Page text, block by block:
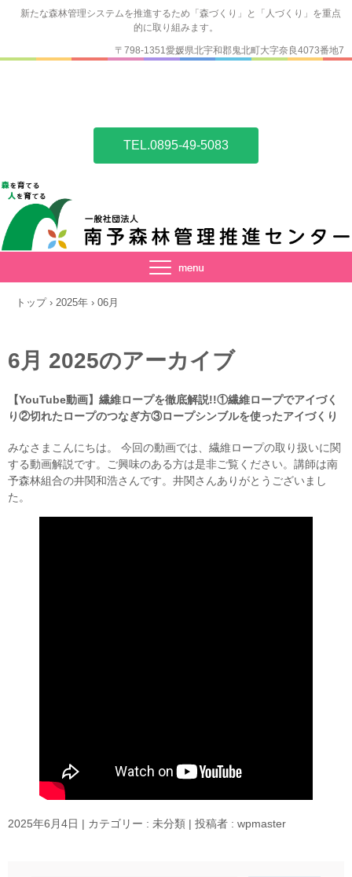
新たな森林管理システムを推進するため「森づくり」と「人づくり」を重点
的に取り組みます。
TEL.0895-49-5083
〒798-1351愛媛県北宇和郡鬼北町大字奈良4073番地7
トップ › 2025年 › 06月
6月 2025のアーカイブ
【YouTube動画】繊維ロープを徹底解説!!①繊維ロープでアイづく
り②切れたロープのつなぎ方③ロープシンブルを使ったアイづくり
みなさまこんにちは。 今回の動画では、繊維ロープの取り扱いに関
する動画解説です。ご興味のある方は是非ご覧ください。講師は南
予森林組合の井関和浩さんです。井関さんありがとうございまし
た。
2025年6月4日 | カテゴリー : 未分類 | 投稿者 : wpmaster